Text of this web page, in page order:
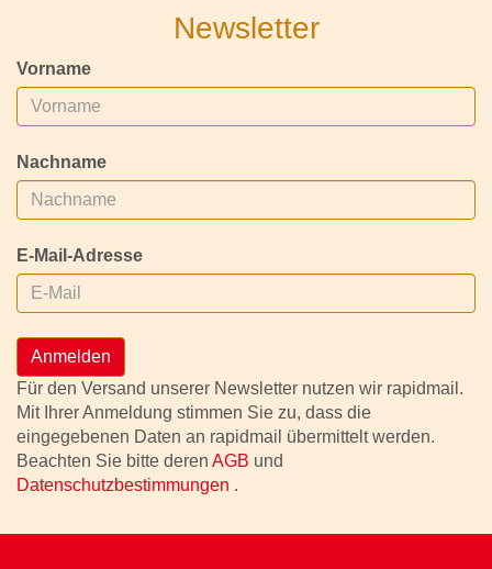
Newsletter
Vorname
Nachname
E-Mail-Adresse
Anmelden
Für den Versand unserer Newsletter nutzen wir rapidmail.
Mit Ihrer Anmeldung stimmen Sie zu, dass die
eingegebenen Daten an rapidmail übermittelt werden.
Beachten Sie bitte deren AGB und
Datenschutzbestimmungen .